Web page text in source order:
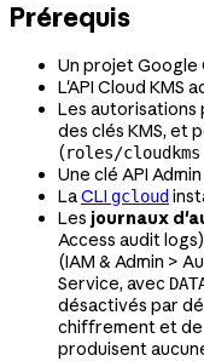
Prérequis
Un projet Google
L'API Cloud KMS
Les
des clés KMS, et
(roles/
Une clé API
LaCLI gcloud
Les journaux
Access audit
(IAM & Admin >
Service, avec
désactivés par
chiffrement et
produisent